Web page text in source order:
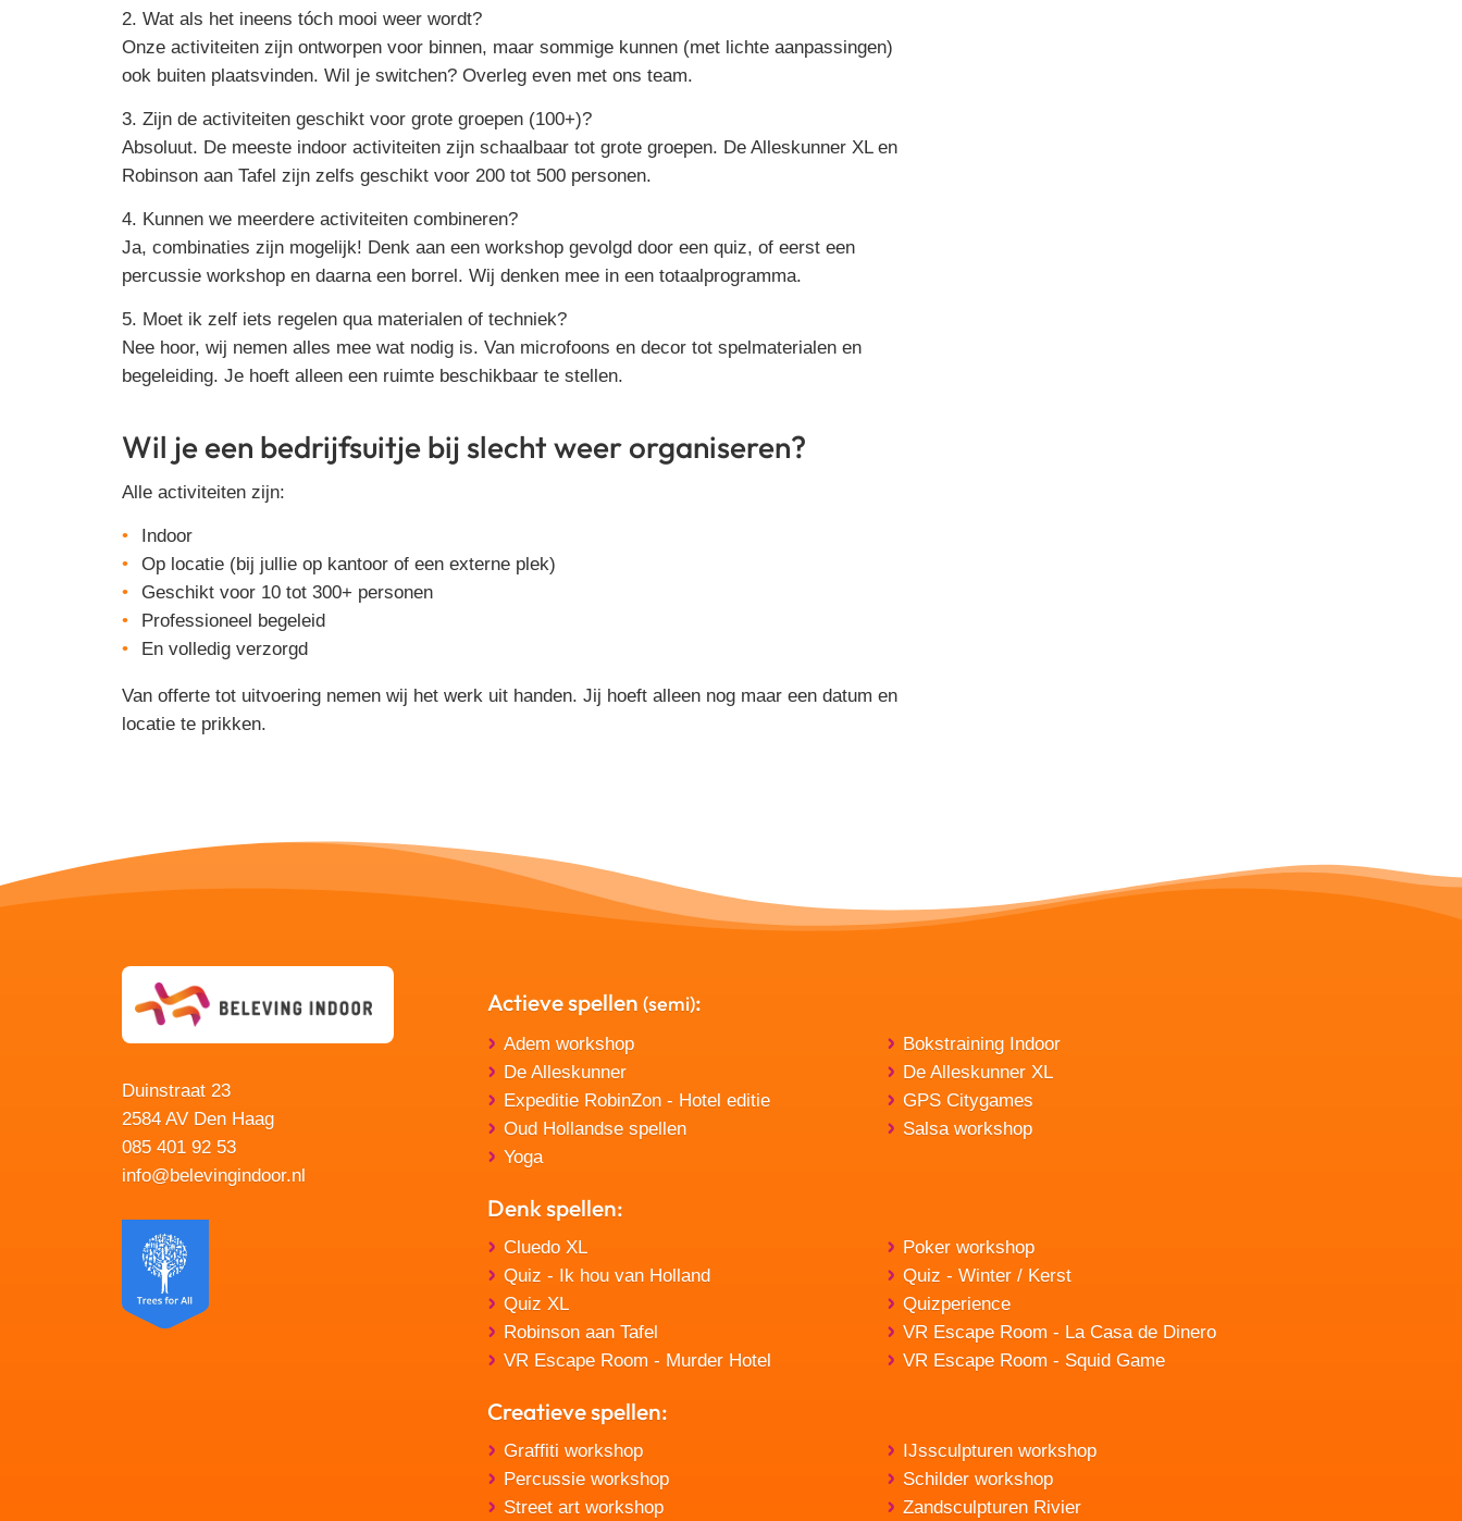
2. Wat als het ineens tóch mooi weer wordt?
Onze activiteiten zijn ontworpen voor binnen, maar sommige kunnen (met lichte aanpassingen)
ook buiten plaatsvinden. Wil je switchen? Overleg even met ons team.
3. Zijn de activiteiten geschikt voor grote groepen (100+)?
Absoluut. De meeste indoor activiteiten zijn schaalbaar tot grote groepen. De Alleskunner XL en
Robinson aan Tafel zijn zelfs geschikt voor 200 tot 500 personen.
4. Kunnen we meerdere activiteiten combineren?
Ja, combinaties zijn mogelijk! Denk aan een workshop gevolgd door een quiz, of eerst een
percussie workshop en daarna een borrel. Wij denken mee in een totaalprogramma.
5. Moet ik zelf iets regelen qua materialen of techniek?
Nee hoor, wij nemen alles mee wat nodig is. Van microfoons en decor tot spelmaterialen en
begeleiding. Je hoeft alleen een ruimte beschikbaar te stellen.
Wil je een bedrijfsuitje bij slecht weer organiseren?
Alle activiteiten zijn:
Indoor
Op locatie (bij jullie op kantoor of een externe plek)
Geschikt voor 10 tot 300+ personen
Professioneel begeleid
En volledig verzorgd
Van offerte tot uitvoering nemen wij het werk uit handen. Jij hoeft alleen nog maar een datum en
locatie te prikken.
Duinstraat 23
2584 AV Den Haag
085 401 92 53
info@belevingindoor.nl
Actieve spellen (semi):
Adem workshop
Bokstraining Indoor
De Alleskunner
De Alleskunner XL
Expeditie RobinZon - Hotel editie
GPS Citygames
Oud Hollandse spellen
Salsa workshop
Yoga
Denk spellen:
Cluedo XL
Poker workshop
Quiz - Ik hou van Holland
Quiz - Winter / Kerst
Quiz XL
Quizperience
Robinson aan Tafel
VR Escape Room - La Casa de Dinero
VR Escape Room - Murder Hotel
VR Escape Room - Squid Game
Creatieve spellen:
Graffiti workshop
IJssculpturen workshop
Percussie workshop
Schilder workshop
Street art workshop
Zandsculpturen Rivier